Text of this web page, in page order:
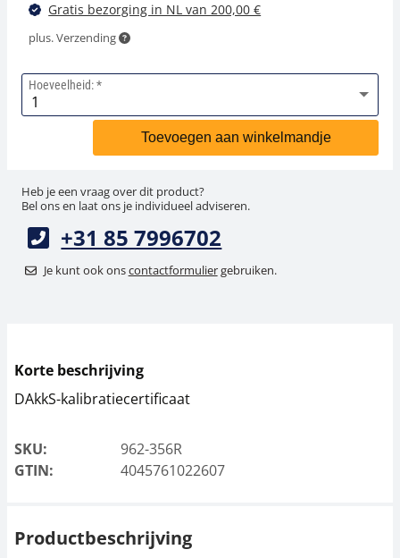
Gratis bezorging in NL van 200,00 €
plus. Verzending
Hoeveelheid:
Toevoegen aan winkelmandje
Heb je een vraag over dit product?
Bel ons en laat ons je individueel adviseren.
+31 85 7996702
Je kunt ook onscontactformuliergebruiken.
Korte beschrijving
DAkkS-kalibratiecertificaat
SKU:
962-356R
GTIN:
4045761022607
Productbeschrijving